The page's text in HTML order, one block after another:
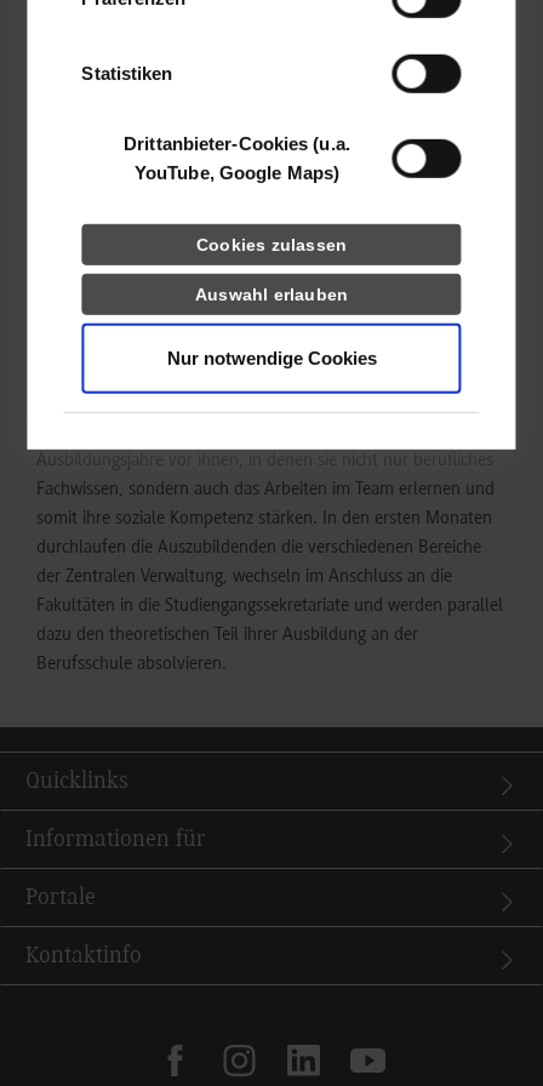
haben oder die sie im Rahmen Ihrer Nutzung
Statistiken
Drittanbieter-Cookies (u.a.
YouTube, Google Maps)
Cookies zulassen
Auswahl erlauben
Nur notwendige Cookies
Region Stuttgart, Herrn Michael Knautz, auf die Arbeitswelt
kennen, nahmen am Geschäftsessen teil und lernten, den
Teamwork geübt und durften das neue Wissen und ihre
Fähigkeiten ihren Ausbilder*innen am letzten Tag des Seminars
Freitags wurden die Auszubildenden dann wieder an der DHBW
Stuttgart begrüßt. Anhand der Methode Lego© Serious Play™
hatte nun auch die Ausbilderin die Gelegenheit, die neuen
Auszubildenden als Gruppe zu erleben und besser
Ausbildungsjahre vor ihnen, in denen sie nicht nur berufliches
Fachwissen, sondern auch das Arbeiten im Team erlernen und
somit ihre soziale Kompetenz stärken. In den ersten Monaten
durchlaufen die Auszubildenden die verschiedenen Bereiche
der Zentralen Verwaltung, wechseln im Anschluss an die
Fakultäten in die Studiengangssekretariate und werden parallel
dazu den theoretischen Teil ihrer Ausbildung an der
Berufsschule absolvieren.
Quicklinks
Informationen für
Portale
Kontaktinfo
facebookinstagramlinkedinyoutube